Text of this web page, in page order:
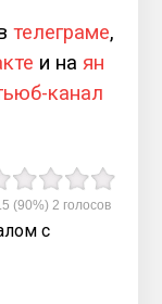
телеграме,
и наян
канал
(90%) 2 голосов
с